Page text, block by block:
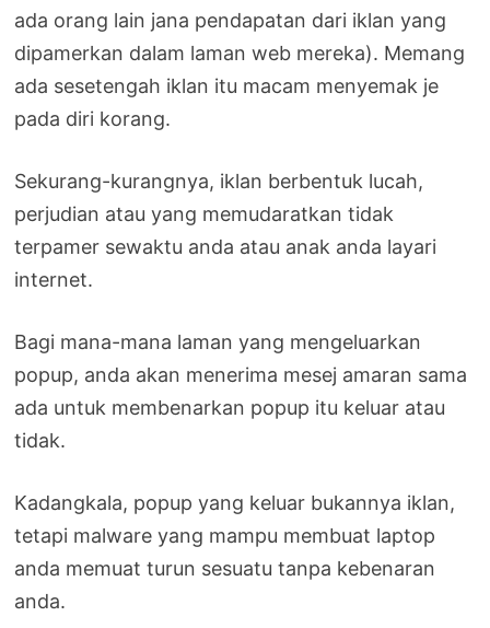
ada orang lain jana pendapatan dari iklan yang
dipamerkan dalam laman web mereka). Memang
ada sesetengah iklan itu macam menyemak je
pada diri korang.
Sekurang-kurangnya, iklan berbentuk lucah,
perjudian atau yang memudaratkan tidak
terpamer sewaktu anda atau anak anda layari
internet.
Bagi mana-mana laman yang mengeluarkan
popup, anda akan menerima mesej amaran sama
ada untuk membenarkan popup itu keluar atau
tidak.
Kadangkala, popup yang keluar bukannya iklan,
tetapi malware yang mampu membuat laptop
anda memuat turun sesuatu tanpa kebenaran
anda.